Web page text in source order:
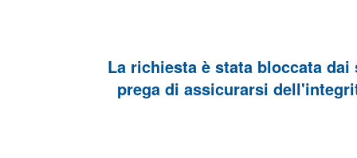
La richiesta è stata bloccata
prega di assicurarsi